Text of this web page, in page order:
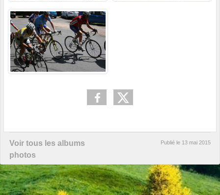
Voir tous les albums
photos
Publié le 13 mai 2015